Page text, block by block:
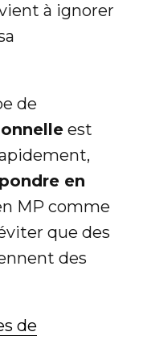
à ignorer
de
est
en
MP comme
que des
des
de